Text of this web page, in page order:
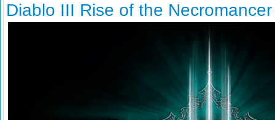
Diablo III Rise of the Necromancer